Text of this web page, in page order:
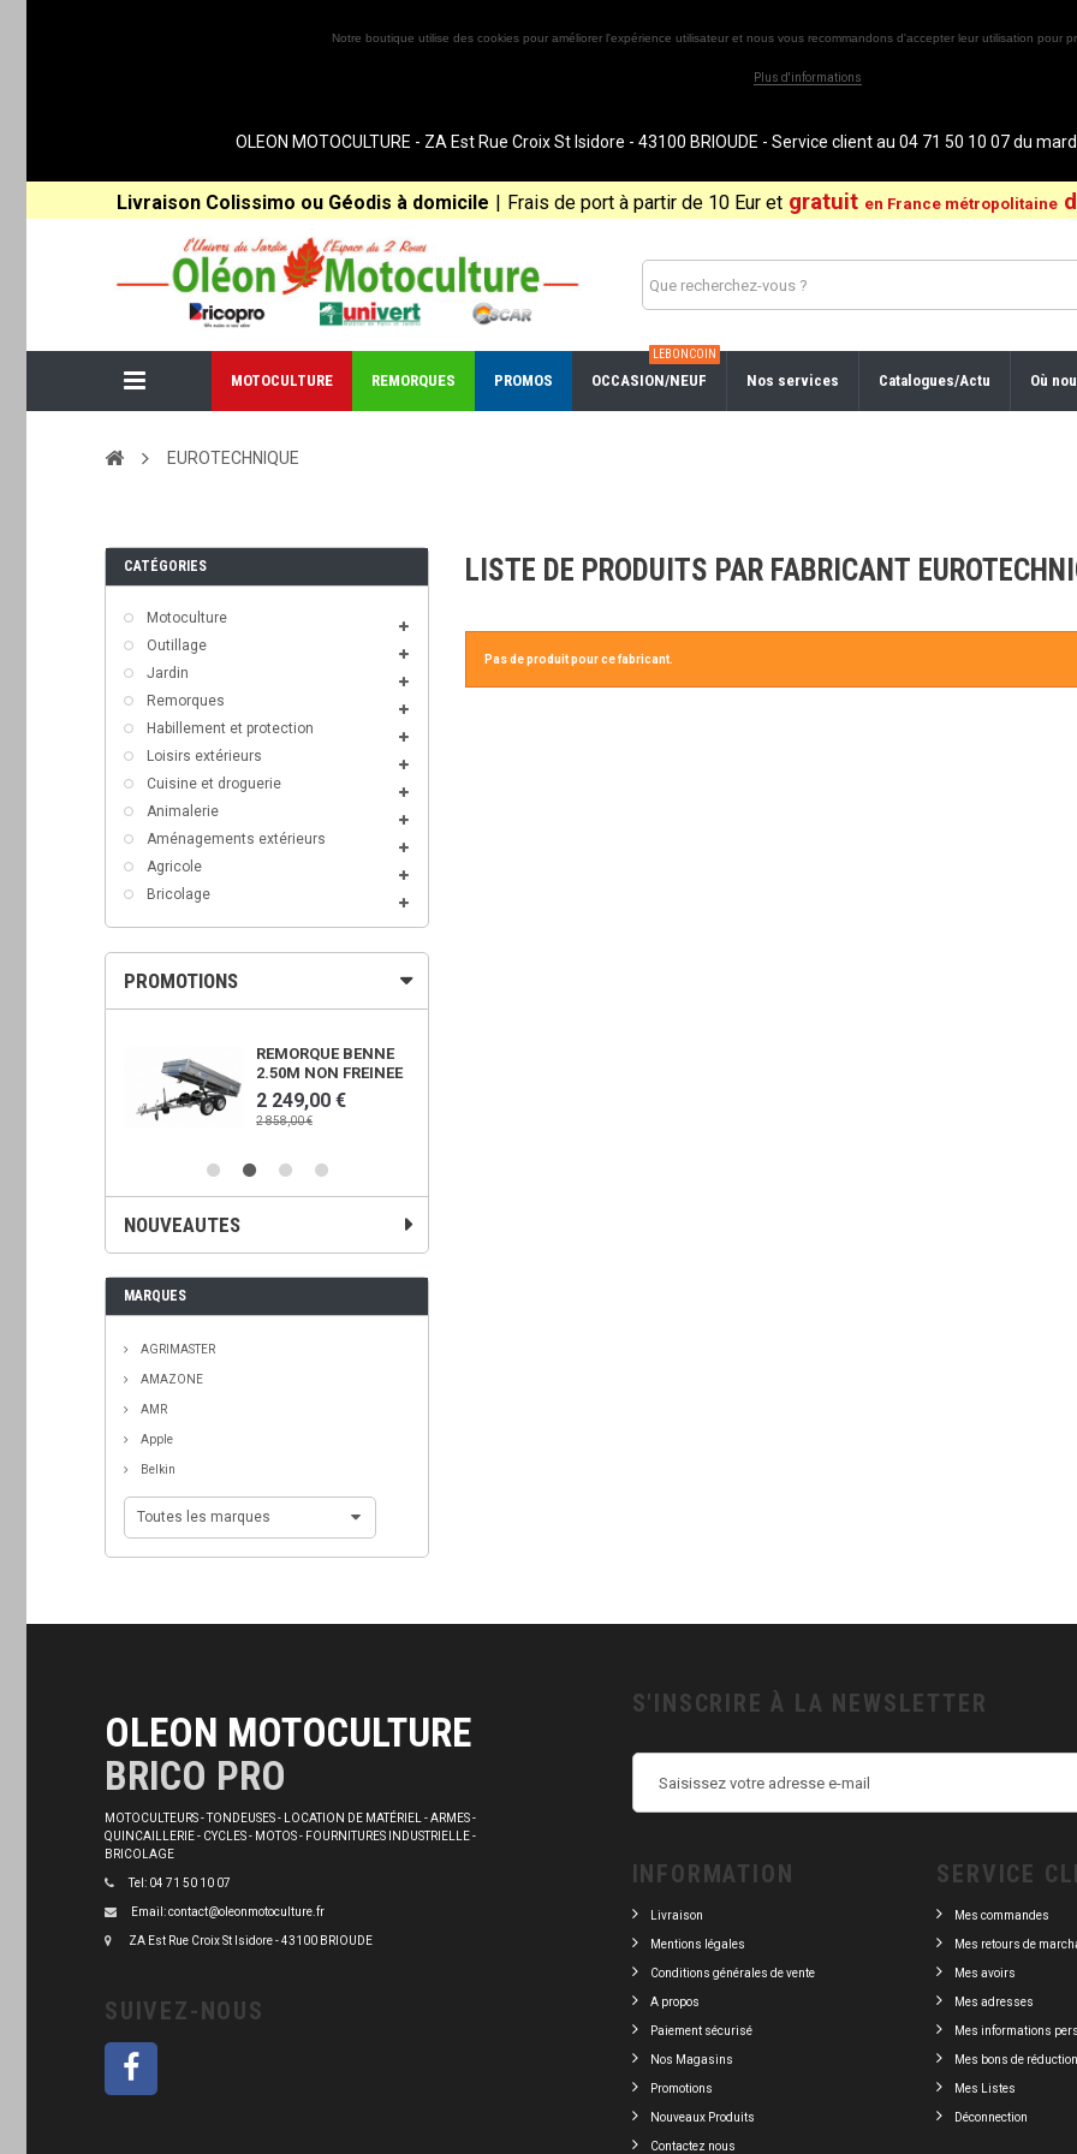
Notre boutique utilise des cookies pour améliorer l'expérience utilisateur et nous vous recommandons d'accepter leur utilisation pour
Plus d'informations
OLEON MOTOCULTURE - ZA Est Rue Croix St Isidore - 43100 BRIOUDE - Service client au 04 71 50 10 07 du
Livraison Colissimo ou Géodis à domicile | Frais de port à partir de 10 Eur et gratuit en France métropolitaine
MOTOCULTURE REMORQUES PROMOS OCCASION/NEUF
LEBONCOIN
Nos services Catalogues/Actu Où
EUROTECHNIQUE
CATÉGORIES
Motoculture
Outillage
Jardin
Remorques
Habillement et protection
Loisirs extérieurs
Cuisine et droguerie
Animalerie
Aménagements extérieurs
Agricole
Bricolage
PROMOTIONS
REMORQUE BENNE
2.50M NON FREINEE
2 249,00 €
2 858,00 €
NOUVEAUTES
MARQUES
AGRIMASTER
AMAZONE
AMR
Apple
Belkin
Toutes les marques
LISTE DE PRODUITS PAR FABRICANT
Pas de produit pour ce fabricant.
OLEON MOTOCULTURE
BRICO PRO
MOTOCULTEURS - TONDEUSES - LOCATION DE MATÉRIEL - ARMES -
QUINCAILLERIE - CYCLES - MOTOS - FOURNITURES INDUSTRIELLE -
BRICOLAGE
Tel: 04 71 50 10 07
Email: contact@oleonmotoculture.fr
ZA Est Rue Croix St Isidore - 43100 BRIOUDE
SUIVEZ-NOUS
S'INSCRIRE À LA NEWSLETTER
INFORMATION
Livraison
Mentions légales
Conditions générales de vente
A propos
Paiement sécurisé
Nos Magasins
Promotions
Nouveaux Produits
Contactez nous
SERVICE
Mes commandes
Mes retours de
Mes avoirs
Mes adresses
Mes informations
Mes bons de
Mes Listes
Déconnection